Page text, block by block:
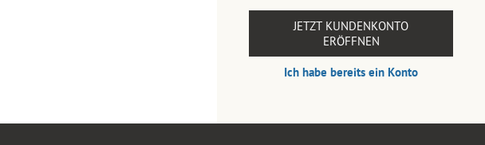
JETZT KUNDENKONTO
ERÖFFNEN
Ich habe bereits ein Konto